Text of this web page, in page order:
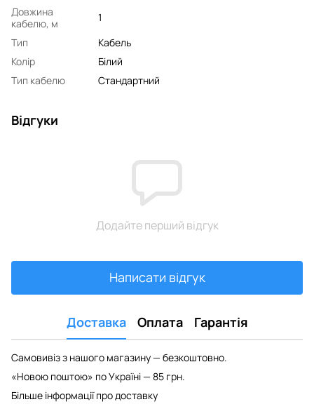
Довжина
кабелю, м
1
Тип
Кабель
Колір
Білий
Тип кабелю
Стандартний
Відгуки
Додайте перший відгук
Написати відгук
Доставка Оплата Гарантія
Самовивіз з нашого магазину — безкоштовно.
«Новою поштою» по Україні — 85 грн.
Більше інформації про доставку